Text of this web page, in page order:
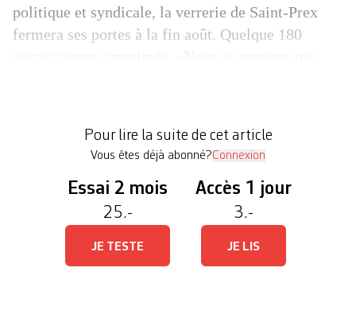
politique et syndicale, la verrerie de Saint-Prex
fermera ses portes à la fin août. Quelque 180
Claude Cornaz, […]
Pour lire la suite de cet article
Vous êtes déjà abonné?Connexion
Essai 2 mois
25.-
JE TESTE
Accès 1 jour
3.-
JE LIS